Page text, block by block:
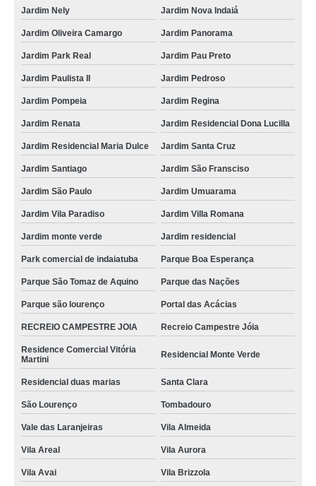
Jardim Nely Jardim Nova Indaiá
Jardim Oliveira Camargo Jardim Panorama
Jardim Park Real Jardim Pau Preto
Jardim Paulista II Jardim Pedroso
Jardim Pompeia Jardim Regina
Jardim Renata Jardim Residencial Dona Lucilla
Jardim Residencial Maria Dulce Jardim Santa Cruz
Jardim Santiago Jardim São Fransciso
Jardim São Paulo Jardim Umuarama
Jardim Vila Paradiso Jardim Villa Romana
Jardim monte verde Jardim residencial
Park comercial de indaiatuba Parque Boa Esperança
Parque São Tomaz de Aquino Parque das Nações
Parque são lourenço Portal das Acácias
RECREIO CAMPESTRE JOIA Recreio Campestre Jóia
Residence Comercial Vitória
Martini
Residencial Monte Verde
Residencial duas marias Santa Clara
São Lourenço Tombadouro
Vale das Laranjeiras Vila Almeida
Vila Areal Vila Aurora
Vila Avai Vila Brizzola